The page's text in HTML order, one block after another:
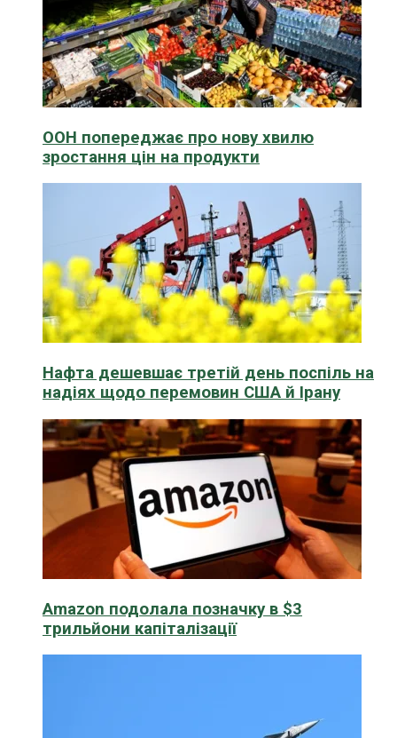
ООН попереджає про нову хвилю
зростання цін на продукти
Нафта дешевшає третій день поспіль на
надіях щодо перемовин США й Ірану
Amazon подолала позначку в $3
трильйони капіталізації